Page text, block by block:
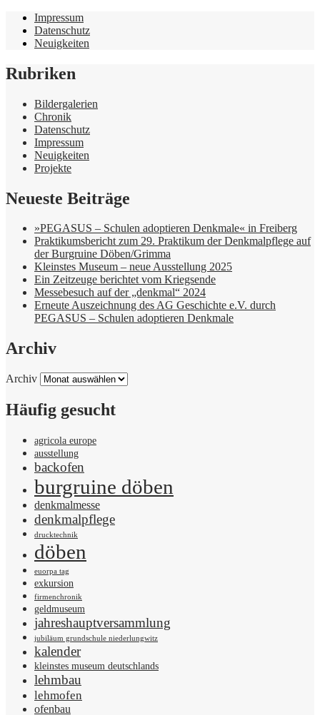
Impressum
Datenschutz
Neuigkeiten
Rubriken
Bildergalerien
Chronik
Datenschutz
Impressum
Neuigkeiten
Projekte
Neueste Beiträge
»PEGASUS – Schulen adoptieren Denkmale« in Freiberg
Praktikumsbericht zum 29. Praktikum der Denkmalpflege auf
der Burgruine Döben/Grimma
Kleinstes Museum – neue Ausstellung 2025
Ein Zeitzeuge berichtet vom Kriegsende
Messebesuch auf der „denkmal“ 2024
Erneute Auszeichnung des AG Geschichte e.V. durch
PEGASUS – Schulen adoptieren Denkmale
Archiv
Archiv
Häufig gesucht
agricola europe
ausstellung
backofen
burgruine döben
denkmalmesse
denkmalpflege
drucktechnik
döben
euorpa tag
exkursion
firmenchronik
geldmuseum
jahreshauptversammlung
jubiläum grundschule niederlungwitz
kalender
kleinstes museum deutschlands
lehmbau
lehmofen
ofenbau